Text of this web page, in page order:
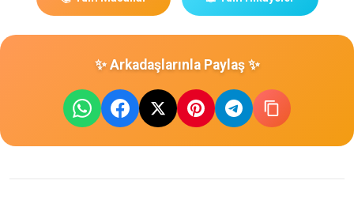
✨ Arkadaşlarınla Paylaş ✨